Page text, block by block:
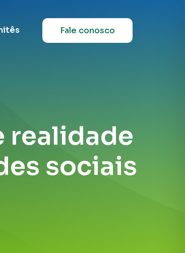
Fale conosco
realidade
sociais